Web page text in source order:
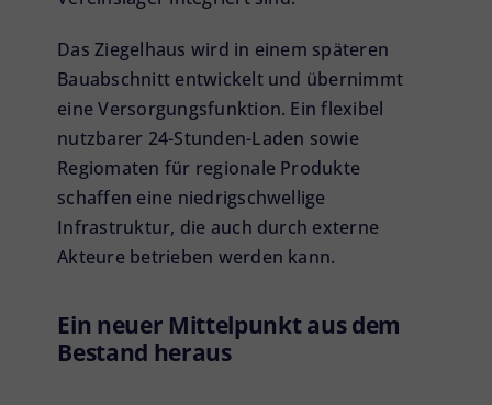
Das Ziegelhaus wird in einem späteren
Bauabschnitt entwickelt und übernimmt
eine Versorgungsfunktion. Ein flexibel
nutzbarer 24-Stunden-Laden sowie
Regiomaten für regionale Produkte
schaffen eine niedrigschwellige
Infrastruktur, die auch durch externe
Akteure betrieben werden kann.
Ein neuer Mittelpunkt aus dem
Bestand heraus